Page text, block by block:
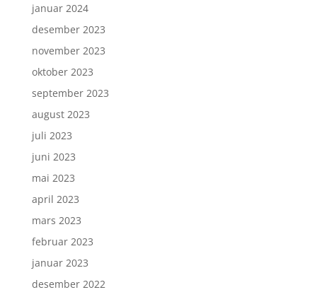
januar 2024
desember 2023
november 2023
oktober 2023
september 2023
august 2023
juli 2023
juni 2023
mai 2023
april 2023
mars 2023
februar 2023
januar 2023
desember 2022